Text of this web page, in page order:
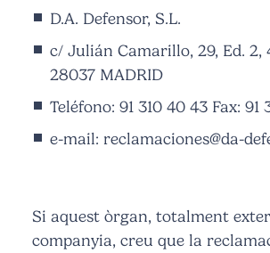
D.A. Defensor, S.L.
c/ Julián Camarillo, 29, Ed. 2,
28037 MADRID
Teléfono: 91 310 40 43 Fax: 91
e-mail: reclamaciones@da-
Si aquest òrgan, totalment
companyia, creu que la